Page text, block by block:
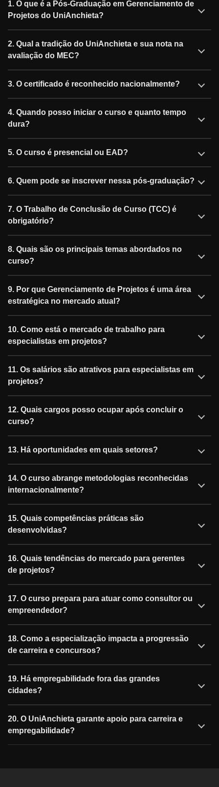
1. O que é a Pós-Graduação em Gerenciamento de
Projetos do UniAnchieta?
2. Qual a tradição do UniAnchieta e sua nota na
avaliação do MEC?
3. O certificado é reconhecido nacionalmente?
4. Quando posso iniciar o curso e quanto tempo
dura?
5. O curso é presencial ou EAD?
6. Quem pode se inscrever nessa pós-graduação?
7. O Trabalho de Conclusão de Curso (TCC) é
obrigatório?
8. Quais são os principais temas abordados no
curso?
9. Por que Gerenciamento de Projetos é uma área
estratégica no mercado atual?
10. Como está o mercado de trabalho para
especialistas em projetos?
11. Os salários são atrativos para especialistas em
projetos?
12. Quais cargos posso ocupar após concluir o
curso?
13. Há oportunidades em quais setores?
14. O curso abrange metodologias reconhecidas
internacionalmente?
15. Quais competências práticas são
desenvolvidas?
16. Quais tendências do mercado para gerentes
de projetos?
17. O curso prepara para atuar como consultor ou
empreendedor?
18. Como a especialização impacta a progressão
de carreira e concursos?
19. Há empregabilidade fora das grandes
cidades?
20. O UniAnchieta garante apoio para carreira e
empregabilidade?